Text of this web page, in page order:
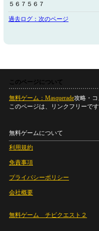
５６７５６７
過去ログ：次のページ
このページについて
無料ゲーム：Masquerade攻略・コ
このページは、リンクフリーで
無料ゲームについて
利用規約
免責事項
プライバシーポリシー
会社概要
無料ゲーム チビクエスト２